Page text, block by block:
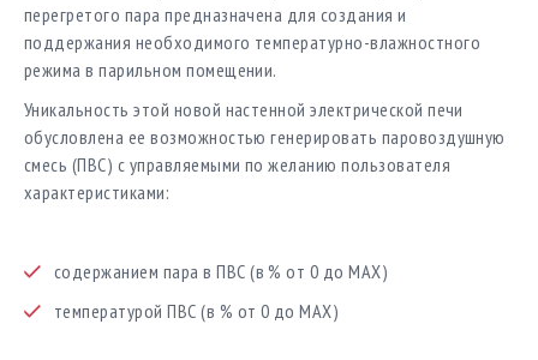
перегретого пара предназначена для создания и
поддержания необходимого температурно-влажностного
режима в парильном помещении.
Уникальность этой новой настенной электрической печи
обусловлена ее возможностью генерировать паровоздушную
смесь (ПВС) с управляемыми по желанию пользователя
характеристиками:
содержанием пара в ПВС (в % от 0 до MAX)
температурой ПВС (в % от 0 до MAX)